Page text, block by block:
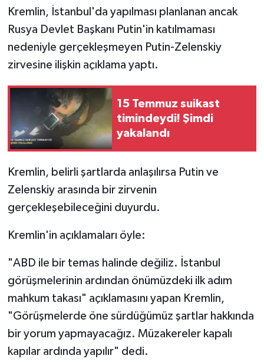
Kremlin, İstanbul'da yapılması planlanan ancak
Rusya Devlet Başkanı Putin'in katılmaması
nedeniyle gerçekleşmeyen Putin-Zelenskiy
zirvesine ilişkin açıklama yaptı.
15 Temmuz suikast
timindeydi! Şimdi
yakalandı
Kremlin, belirli şartlarda anlaşılırsa Putin ve
Zelenskiy arasında bir zirvenin
gerçekleşebileceğini duyurdu.
Kremlin'in açıklamaları öyle:
"ABD ile bir temas halinde değiliz. İstanbul
görüşmelerinin ardından önümüzdeki ilk adım
mahkum takası" açıklamasını yapan Kremlin,
"Görüşmelerde öne sürdüğümüz şartlar hakkında
bir yorum yapmayacağız. Müzakereler kapalı
kapılar ardında yapılır" dedi.
Spor
Türkiye